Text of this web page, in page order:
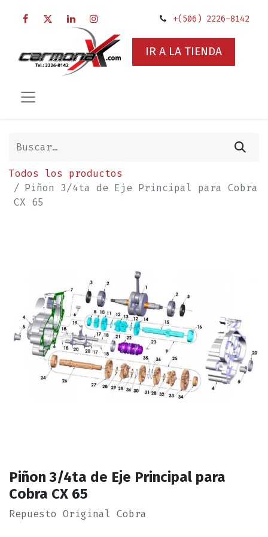
+(506) 2226-8142
IR A LA TIENDA
Todos los productos
Piñon 3/4ta de Eje Principal para Cobra
CX 65
Piñon 3/4ta de Eje Principal para
Cobra CX 65
Repuesto Original Cobra